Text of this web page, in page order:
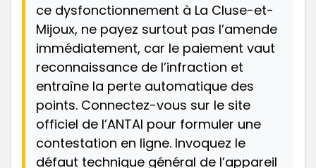
ce dysfonctionnement à La Cluse-et-
Mijoux, ne payez surtout pas l’amende
immédiatement, car le paiement vaut
reconnaissance de l’infraction et
entraîne la perte automatique des
points. Connectez-vous sur le site
officiel de l’ANTAI pour formuler une
contestation en ligne. Invoquez le
défaut technique général de l’appareil